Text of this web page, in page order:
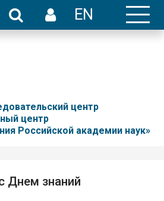
EN
центр
центр
Российской академии наук»
Днем знаний